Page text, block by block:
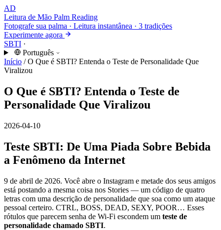
AD
Leitura de Mão Palm Reading
Fotografe sua palma · Leitura instantânea · 3 tradições
Experimente agora
SBTI ·
Português
Início / O Que é SBTI? Entenda o Teste de Personalidade Que
Viralizou
O Que é SBTI? Entenda o Teste de
Personalidade Que Viralizou
2026-04-10
Teste SBTI: De Uma Piada Sobre Bebida
a Fenômeno da Internet
9 de abril de 2026. Você abre o Instagram e metade dos seus amigos
está postando a mesma coisa nos Stories — um código de quatro
letras com uma descrição de personalidade que soa como um ataque
pessoal certeiro. CTRL, BOSS, DEAD, SEXY, POOR… Esses
rótulos que parecem senha de Wi-Fi escondem um teste de
personalidade chamado SBTI.